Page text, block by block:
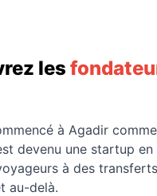
les
à Agadir
devenu une startup en
à des
au-delà.